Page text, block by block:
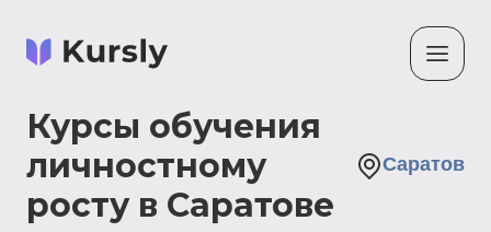
Курсы обучения
личностному
росту в Саратове
Саратов